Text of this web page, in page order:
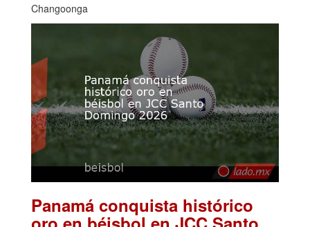
Changoonga
Panamá conquista histórico